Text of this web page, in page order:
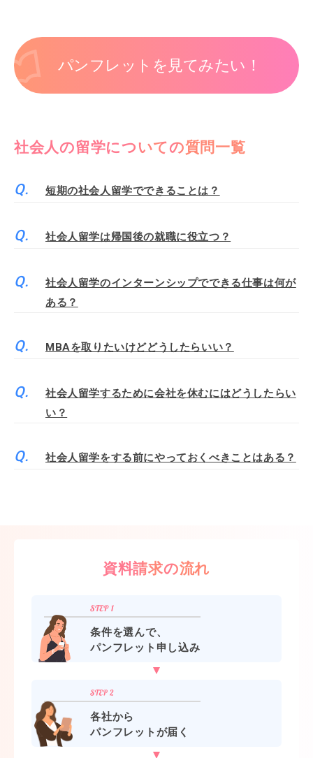
パンフレットを見てみたい！
社会人の留学についての質問一覧
短期の社会人留学でできることは？
社会人留学は帰国後の就職に役立つ？
社会人留学のインターンシップでできる仕事は何が
ある？
MBAを取りたいけどどうしたらいい？
社会人留学するために会社を休むにはどうしたらい
い？
社会人留学をする前にやっておくべきことはある？
資料請求の流れ
条件を選んで、
パンフレット申し込み
各社から
パンフレットが届く